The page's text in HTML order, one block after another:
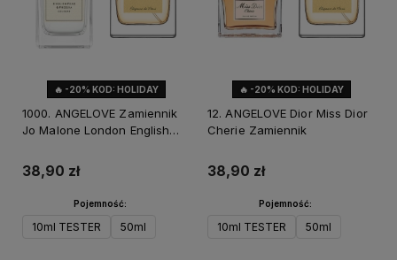
🔥 -20% KOD: HOLIDAY
1000. ANGELOVE Zamiennik
Jo Malone London English
38,90 zł
Pojemność:
10ml TESTER 50ml
🔥 -20% KOD: HOLIDAY
12. ANGELOVE Dior Miss Dior
Cherie Zamiennik
38,90 zł
Pojemność:
10ml TESTER 50ml